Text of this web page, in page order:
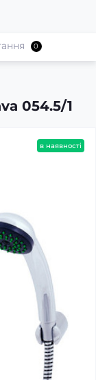
054.5/1
0
в наявності